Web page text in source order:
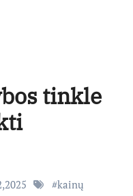
tinkle
#kainų